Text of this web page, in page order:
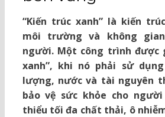
“Kiến trúc xanh” là kiến
môi trường và không
người. Một công trình được
xanh”, khi nó phải sử
lượng, nước và tài nguyên
bảo vệ sức khỏe cho
thiểu tối đa chất thải, ô